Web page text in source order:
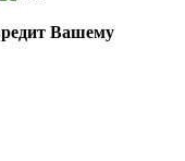
Вашему